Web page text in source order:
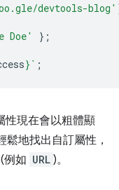
devtools-blog'
Doe'
};
} ` ;
性現在會以粗體顯
地找出自訂屬性，
(例如 URL )。